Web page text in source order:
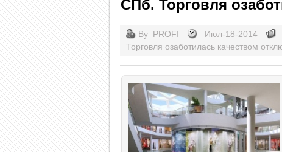
СПб. Торговля
By PROFI Июл-18-2014
Торговля озаботилась качеством